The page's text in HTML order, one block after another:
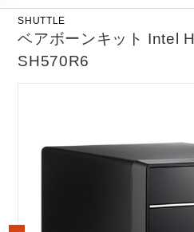
SHUTTLE
ベアボーンキット Intel
SH570R6